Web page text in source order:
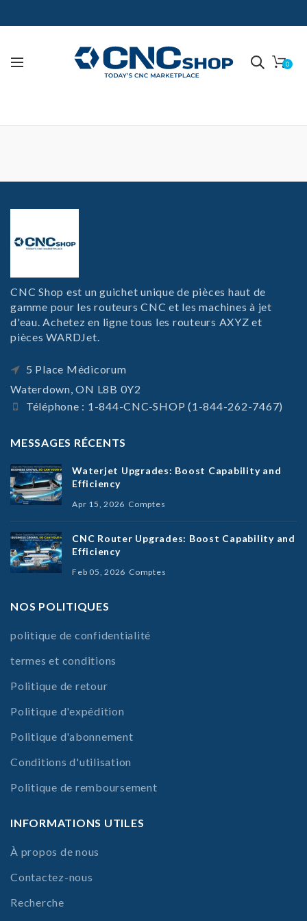
0
CNC Shop est un guichet unique de pièces haut de
gamme pour les routeurs CNC et les machines à jet
d'eau. Achetez en ligne tous les routeurs AXYZ et
pièces WARDJet.
5 Place Médicorum
Waterdown, ON L8B 0Y2
Téléphone : 1-844-CNC-SHOP (1-844-262-7467)
MESSAGES RÉCENTS
Waterjet Upgrades: Boost Capability and
Efficiency
Apr 15, 2026 Comptes
CNC Router Upgrades: Boost Capability and
Efficiency
Feb 05, 2026 Comptes
NOS POLITIQUES
politique de confidentialité
termes et conditions
Politique de retour
Politique d'expédition
Politique d'abonnement
Conditions d'utilisation
Politique de remboursement
INFORMATIONS UTILES
À propos de nous
Contactez-nous
Recherche